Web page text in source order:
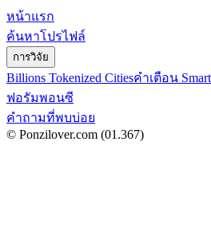
หน้าแรก
ค้นหาโปรไฟล์
การวิจัย
Billions Tokenized Citiesคำเตือน
ฟอรัมพอนซี
คำถามที่พบบ่อย
© Ponzilover.com (01.367)